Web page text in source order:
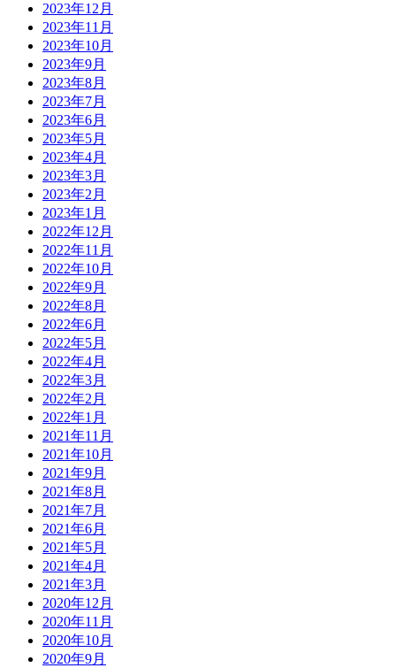
2023年12月
2023年11月
2023年10月
2023年9月
2023年8月
2023年7月
2023年6月
2023年5月
2023年4月
2023年3月
2023年2月
2023年1月
2022年12月
2022年11月
2022年10月
2022年9月
2022年8月
2022年6月
2022年5月
2022年4月
2022年3月
2022年2月
2022年1月
2021年11月
2021年10月
2021年9月
2021年8月
2021年7月
2021年6月
2021年5月
2021年4月
2021年3月
2020年12月
2020年11月
2020年10月
2020年9月